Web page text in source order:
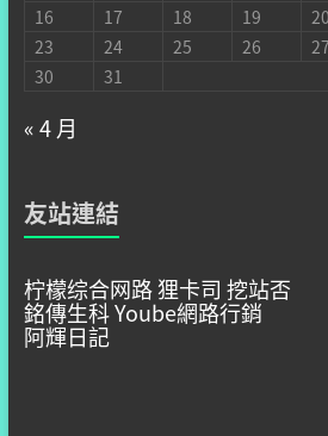
16
17 18 19 20
23
24 25 26 27
30
31
« 4 月
友站連結
柠檬综合网路狸卡司 挖站否
銘傳生科Yoube網路行銷
阿輝日記